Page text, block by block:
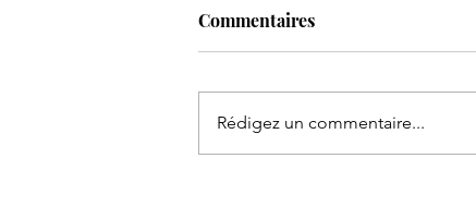
Goûter de fin d'année
Commentaires
Rédigez un commentaire...